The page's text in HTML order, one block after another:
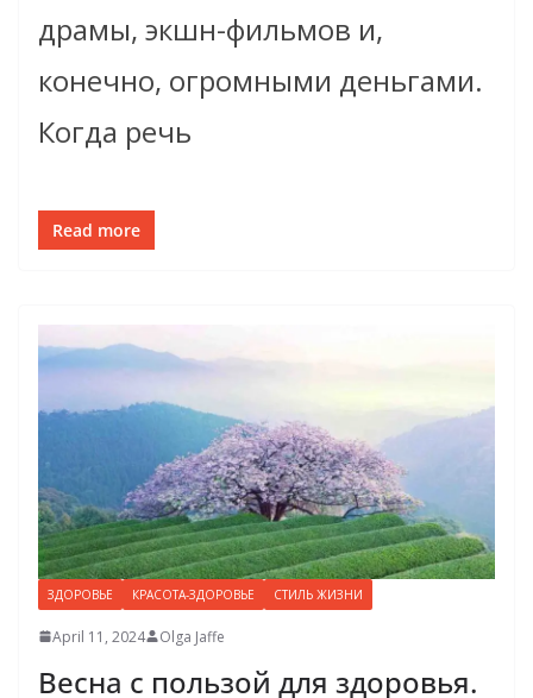
драмы, экшн-фильмов и,
конечно, огромными деньгами.
Когда речь
Read more
ЗДОРОВЬЕ КРАСОТА-ЗДОРОВЬЕ СТИЛЬ ЖИЗНИ
April 11, 2024 Olga Jaffe
Весна с пользой для здоровья.